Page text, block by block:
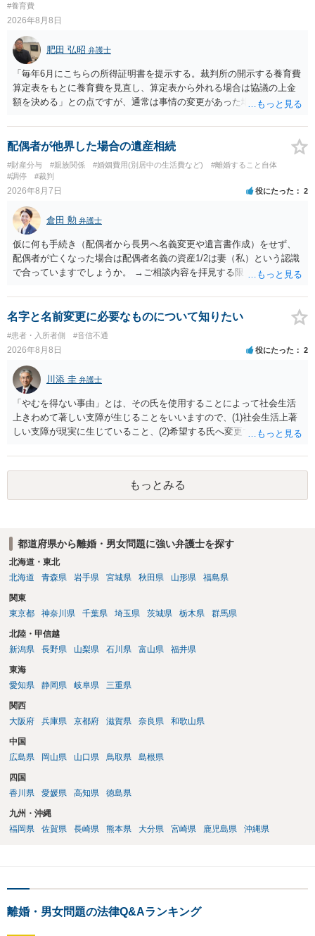
#養育費
2026年8月8日
肥田 弘昭 弁護士
「毎年6月にこちらの所得証明書を提示する。裁判所の開示する養育費
算定表をもとに養育費を見直し、算定表から外れる場合は協議の上金
額を決める」との点ですが、通常は事情の変更があった場合に変更し
来なかった事情の変更により双方協議の上増減出来る」と「通知義務
に勤務先」が含まれているので、私に収入が入った事は相手に通知が
行く事になり、上記のような文言が無くても養育費の見直しは適宜出
来るかと思うのですが違うのでしょうか？との点はそのとおりかと思
います。養育費は事情の変更があった場合に変更するので毎年見直す
配偶者が他界した場合の遺産相続
#財産分与 #親族関係 #婚姻費用(別居中の生活費など)
#離婚すること自体
#調停
#裁判
2026年8月7日 役にたった 2
倉田 勲 弁護士
仮に何も手続き（配偶者から長男へ名義変更や遺言書作成）をせず、
配偶者が亡くなった場合は配偶者名義の資産1/2は妻（私）という認識
で合っていますでしょうか。 →ご相談内容を拝見する限りでは、その
完全に所有する場合は、他の相続人に対して自宅の評価額の１/２の代
償金の支払いが必要になります。
名字と名前変更に必要なものについて知りたい
#患者・入所者側 #音信不通
2026年8月8日 役にたった 2
川添 圭 弁護士
「やむを得ない事由」とは、その氏を使用することによって社会生活
上きわめて著しい支障が生じることをいいますので、(1)社会生活上著
しい支障が現実に生じていること、(2)希望する氏へ変更できればその
できるかどうかがポイントです。 記録中に現れた一切の事情が判断対
象ですので、上記(1)と(2)を説明できる資料は全て（ただし理路整然
に）提出することが必要になります。「フラッシュバック」とのこと
なので、例えば、医学上確立されているPTSDの診断基準に合致した説
護士へ依頼しても苦労することが強く予想されるところです。、もし
本人申立てをお考えであれば、医学知識はもちろん法律知識も要求さ
れますので、性急な申立てをせず、知識と資料をしっかりと揃えて、
もっとみる
都道府県から離婚・男女問題に強い弁護士を探す
北海道・東北
北海道
青森県 岩手県 宮城県 秋田県 山形県 福島県
関東
東京都
神奈川県 千葉県 埼玉県 茨城県 栃木県 群馬県
北陸・甲信越
新潟県
長野県 山梨県 石川県 富山県 福井県
東海
愛知県
静岡県 岐阜県 三重県
関西
大阪府
兵庫県 京都府 滋賀県 奈良県 和歌山県
中国
広島県
岡山県 山口県 鳥取県 島根県
四国
香川県
愛媛県 高知県 徳島県
九州・沖縄
福岡県
佐賀県 長崎県 熊本県 大分県 宮崎県 鹿児島県 沖縄県
離婚・男女問題の法律Q&Aランキング